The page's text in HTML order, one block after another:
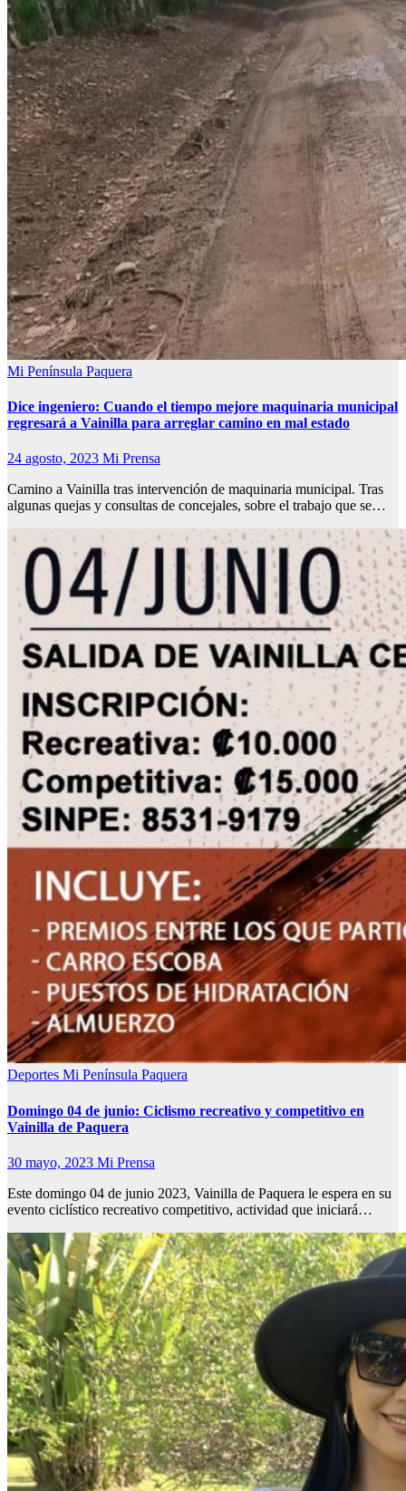
Mi Península Paquera
Dice ingeniero: Cuando el tiempo mejore maquinaria municipal
regresará a Vainilla para arreglar camino en mal estado
24 agosto, 2023 Mi Prensa
Camino a Vainilla tras intervención de maquinaria municipal. Tras
algunas quejas y consultas de concejales, sobre el trabajo que se…
Deportes Mi Península Paquera
Domingo 04 de junio: Ciclismo recreativo y competitivo en
Vainilla de Paquera
30 mayo, 2023 Mi Prensa
Este domingo 04 de junio 2023, Vainilla de Paquera le espera en su
evento ciclístico recreativo competitivo, actividad que iniciará…